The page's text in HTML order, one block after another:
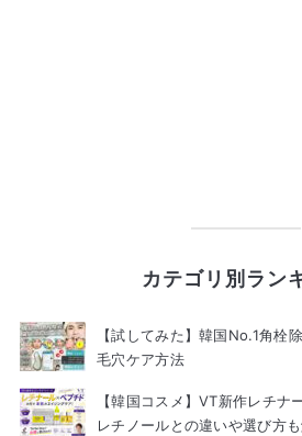
カテゴリ別ラン
【試してみた】韓国No.1角栓
毛穴ケア方法
【韓国コスメ】VT新作レチナ
レチノールとの違いや選び方